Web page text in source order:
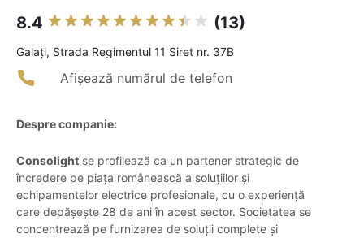
8.4 (13)
Galaţi, Strada Regimentul 11 Siret nr. 37B
Afișează numărul de telefon
Despre companie:
Consolight se profilează ca un partener strategic de
încredere pe piața românească a soluțiilor și
echipamentelor electrice profesionale, cu o experiență
care depășește 28 de ani în acest sector. Societatea se
concentrează pe furnizarea de soluții complete și